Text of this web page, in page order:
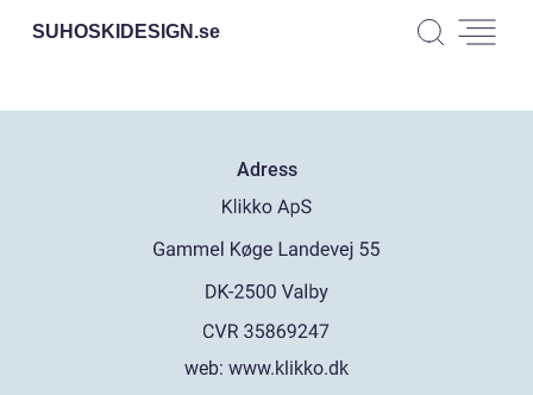
SUHOSKIDESIGN.se
Adress
web: www.klikko.dk